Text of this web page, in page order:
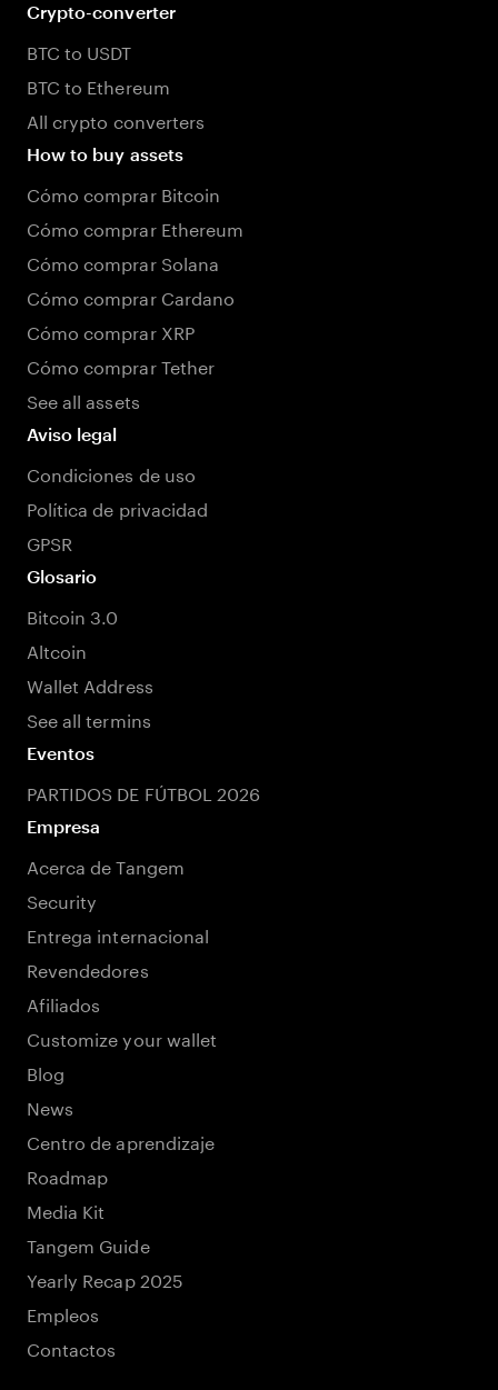
Crypto-converter
BTC to USDT
BTC to Ethereum
All crypto converters
How to buy assets
Cómo comprar Bitcoin
Cómo comprar Ethereum
Cómo comprar Solana
Cómo comprar Cardano
Cómo comprar XRP
Cómo comprar Tether
See all assets
Aviso legal
Condiciones de uso
Política de privacidad
GPSR
Glosario
Bitcoin 3.0
Altcoin
Wallet Address
See all termins
Eventos
PARTIDOS DE FÚTBOL 2026
Empresa
Acerca de Tangem
Security
Entrega internacional
Revendedores
Afiliados
Customize your wallet
Blog
News
Centro de aprendizaje
Roadmap
Media Kit
Tangem Guide
Yearly Recap 2025
Empleos
Contactos